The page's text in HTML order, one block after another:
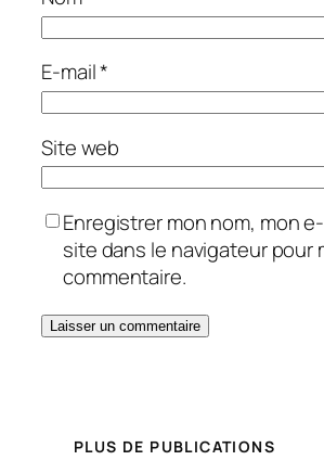
E-mail*
Site web
Enregistrer mon nom, mon
site dans le navigateur pour
commentaire.
PLUS DE PUBLICATIONS